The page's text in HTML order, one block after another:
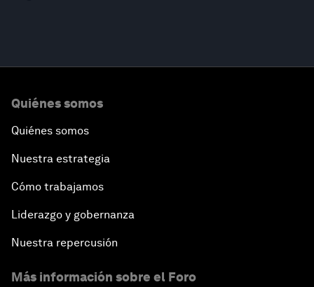
Quiénes somos
Quiénes somos
Nuestra estrategia
Cómo trabajamos
Liderazgo y gobernanza
Nuestra repercusión
Más información sobre el Foro